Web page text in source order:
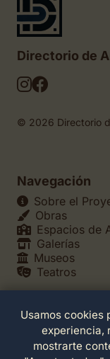
Directorio de
© 2026 Directorio
Navegación
Sobre el
Obras
Espacios de
Galerías
Museos
Teatros
Legales
Política de
Política de
Usamos cookies
experiencia,
mostrarte